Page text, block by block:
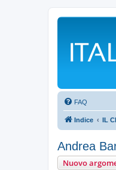
FAQ
Indice IL
Andrea
Nuovo